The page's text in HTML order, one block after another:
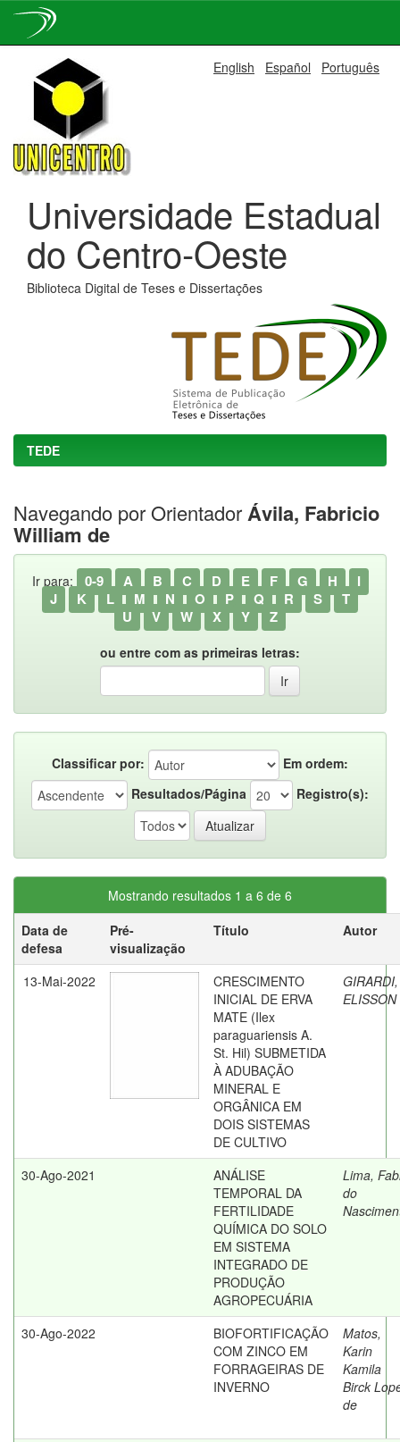
navigation
English Español Português
Universidade Estadual
do Centro-Oeste
Biblioteca Digital de Teses e Dissertações
TEDE
Navegando por OrientadorÁvila, Fabricio
William de
Ir para: 0-9 A B C D E F G H
I
J
K L M N O P Q R S
T
U
V W X Y Z
ou entre com as primeiras letras:
Classificar por:
Em ordem:
Resultados/Página
Registro(s):
Mostrando resultados 1 a 6 de 6
Data de
defesa
Pré-
visualização
Título Autor
13-Mai-2022
CRESCIMENTO
INICIAL DE ERVA
MATE (Ilex
paraguariensis A.
St. Hil) SUBMETIDA
À ADUBAÇÃO
MINERAL E
ORGÂNICA EM
DOIS SISTEMAS
DE CULTIVO
GIRARDI,
ELISSON
30-Ago-2021
ANÁLISE
TEMPORAL DA
FERTILIDADE
QUÍMICA DO SOLO
EM SISTEMA
INTEGRADO DE
PRODUÇÃO
AGROPECUÁRIA
Lima,
do
30-Ago-2022
BIOFORTIFICAÇÃO
COM ZINCO EM
FORRAGEIRAS DE
INVERNO
Matos,
Karin
Kamila
Birck
de